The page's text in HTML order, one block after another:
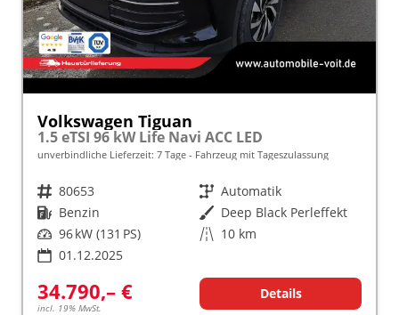
Volkswagen Tiguan
1.5 eTSI 96 kW Life Navi ACC LED
unverbindliche Lieferzeit: 7 Tage Fahrzeug mit Tageszulassung
Fahrzeugnr. 80653 Getriebe Automatik
Kraftstoff Benzin Außenfarbe Deep Black Perleffekt
Leistung 96 kW (131 PS) Kilometerstand 10 km
01.12.2025
34.790,– €
incl. 19% MwSt.
Details